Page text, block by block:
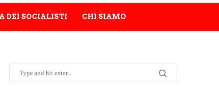
DEI SOCIALISTI CHI SIAMO